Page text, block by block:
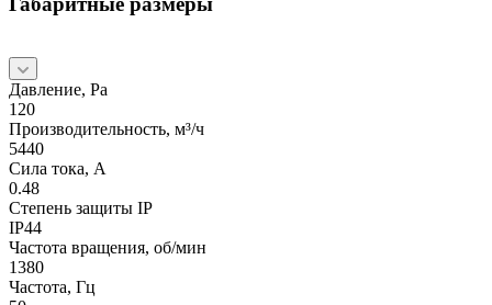
Давление, Pa
120
Производительность, м³/ч
5440
Сила тока, А
0.48
Степень защиты IP
IP44
Частота вращения, об/мин
1380
Частота, Гц